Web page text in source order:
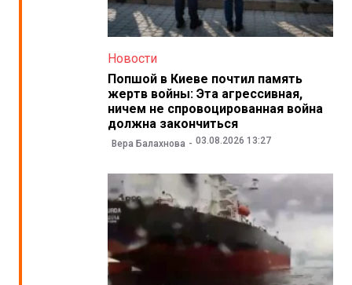
Новости
Попшой в Киеве почтил память
жертв войны: Эта агрессивная,
ничем не спровоцированная война
должна закончиться
Вера Балахнова 03.08.2026 13:27